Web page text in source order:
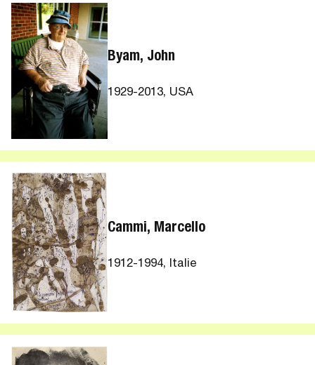
Byam, John
1929-2013, USA
Cammi, Marcello
1912-1994, Italie